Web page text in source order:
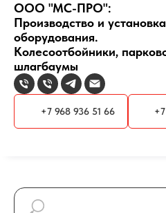
ООО "МС-ПРО":
Производство и
оборудования.
Колесоотбойники,
шлагбаумы
+7 968 936 51 66